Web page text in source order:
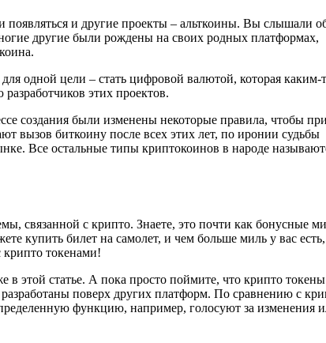
и другие проекты – альткоины. Вы слышали
другие были рождены на своих родных платформах,
одной цели – стать цифровой валютой, которая каким-
этих проектов.
создания были изменены некоторые правила, чтобы
вызов биткоину после всех этих лет, по иронии судьбы
Все остальные типы криптокоинов в народе
связанной с крипто. Знаете, это почти как бонусные
купить билет на самолет, и чем больше миль у вас
крипто токенами!
в этой статье. А пока просто поймите, что крипто
поверх других платформ. По сравнению с
функцию, например, голосуют за изменения